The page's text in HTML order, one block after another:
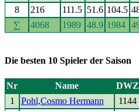
8
216 111.5 51.6 104.5
∑
4068 1989 48.9 1984
Die besten 10 Spieler der Saison
Nr Name DWZ
1
Pohl,Cosmo Hermann 1144